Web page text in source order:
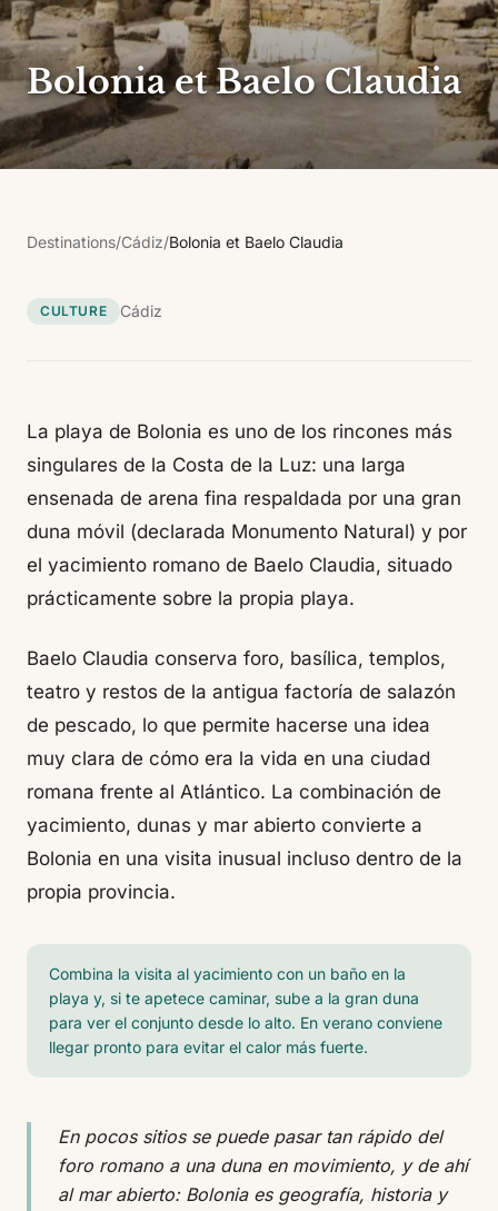
Bolonia et Baelo Claudia
Destinations/Cádiz/Bolonia et Baelo Claudia
CULTURE Cádiz
La playa de Bolonia es uno de los rincones más
singulares de la Costa de la Luz: una larga
ensenada de arena fina respaldada por una gran
duna móvil (declarada Monumento Natural) y por
el yacimiento romano de Baelo Claudia, situado
prácticamente sobre la propia playa.
Baelo Claudia conserva foro, basílica, templos,
teatro y restos de la antigua factoría de salazón
de pescado, lo que permite hacerse una idea
muy clara de cómo era la vida en una ciudad
romana frente al Atlántico. La combinación de
yacimiento, dunas y mar abierto convierte a
Bolonia en una visita inusual incluso dentro de la
propia provincia.
Combina la visita al yacimiento con un baño en la
playa y, si te apetece caminar, sube a la gran duna
para ver el conjunto desde lo alto. En verano conviene
llegar pronto para evitar el calor más fuerte.
En pocos sitios se puede pasar tan rápido del
foro romano a una duna en movimiento, y de ahí
al mar abierto: Bolonia es geografía, historia y